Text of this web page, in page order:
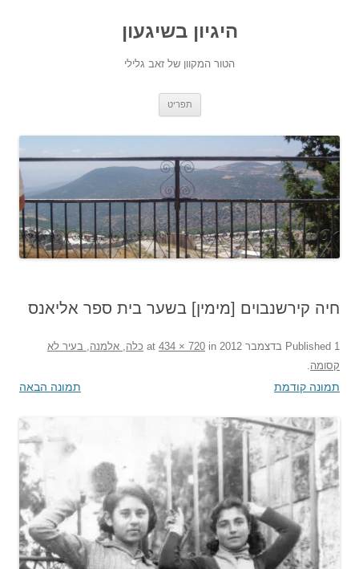
היגיון בשיגעון
הטור המקוון של זאב גלילי
תפריט
חיה קירשנבוים [מימין] בשער בית ספר אליאנס
Published 1 בדצמבר 2012 434 × 720 in
כלה, אלמנה, בעיר לא
קסומה
תמונה קודמת תמונה הבאה